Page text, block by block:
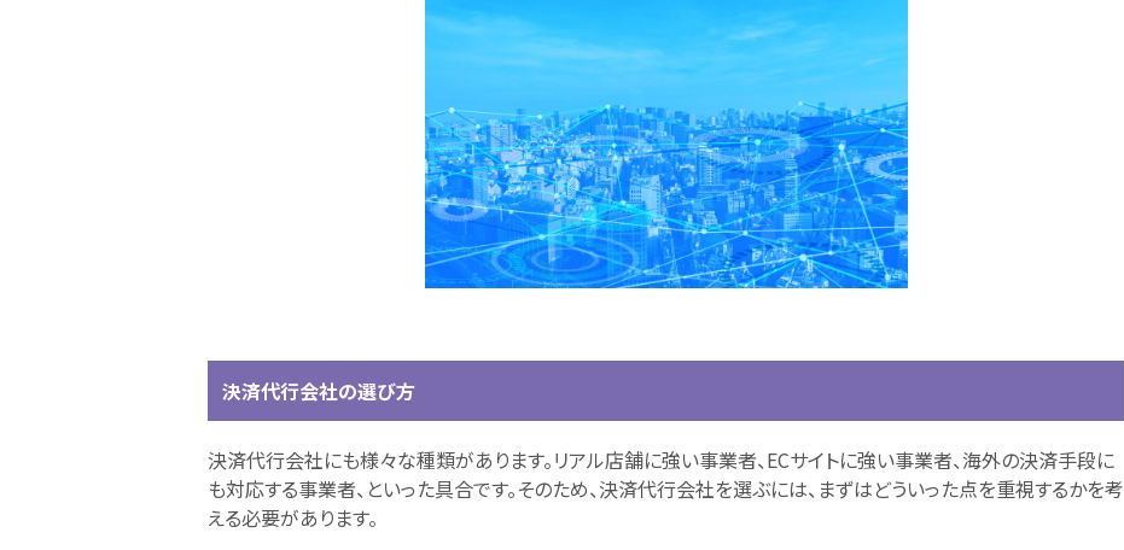
決済代行会社の選び方
決済代行会社にも様々な種類があります。リアル店舗に強い事業者、ECサイトに強い事業者、海外の決済手段に
も対応する事業者、といった具合です。そのため、決済代行会社を選ぶには、まずはどういった点を重視するかを考
える必要があります。